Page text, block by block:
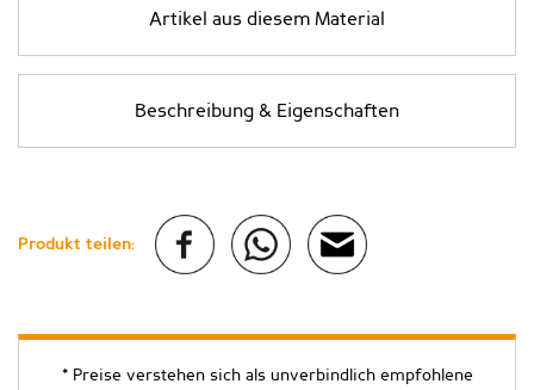
Artikel aus diesem Material
Beschreibung & Eigenschaften
Produkt teilen:
* Preise verstehen sich als unverbindlich empfohlene